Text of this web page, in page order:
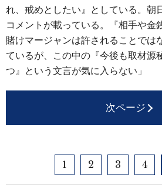
れ、戒めとしたい』としている。朝
コメントが載っている。『相手や金
賭けマージャンは許されることでは
ているが、この中の『今後も取材源
つ』という文言が気に入らない」
次ページ
1 2 3 4